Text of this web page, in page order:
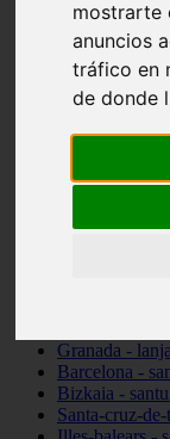
mostrarte
anuncios
tráfico en
de donde
Lleida - alt-
Córdoba -
Navarra -
Cantabria -
Barcelona -
Murcia -
Madrid -
Granada -
Barcelona -
Bizkaia -
Santa-cruz-